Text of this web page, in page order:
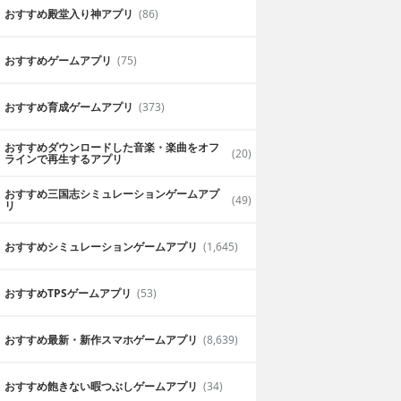
おすすめ殿堂入り神アプリ (86)
おすすめゲームアプリ (75)
おすすめ育成ゲームアプリ (373)
おすすめダウンロードした音楽・楽曲をオフ
ラインで再生するアプリ (20)
おすすめ三国志シミュレーションゲームアプ
リ (49)
おすすめシミュレーションゲームアプリ (1,645)
おすすめTPSゲームアプリ (53)
おすすめ最新・新作スマホゲームアプリ (8,639)
おすすめ飽きない暇つぶしゲームアプリ (34)